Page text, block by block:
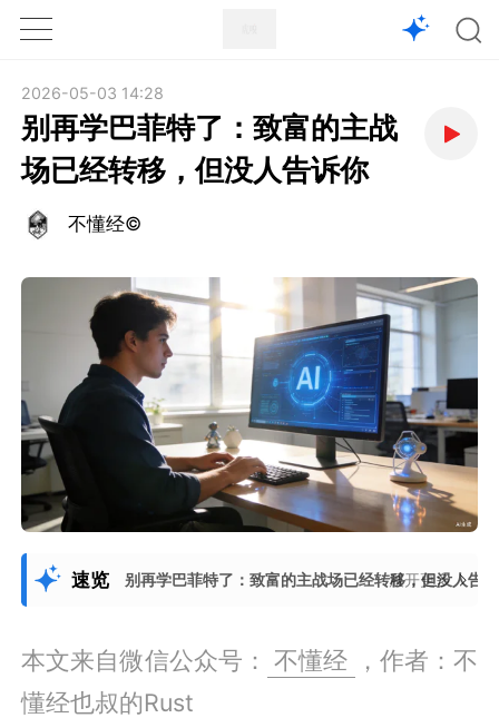
1X
2026-05-03 14:28
别再学巴菲特了：致富的主战
场已经转移，但没人告诉你
不懂经©
速览 别再学巴菲特了：致富的主战场已经转移，但没人告
展开更多
本文来自微信公众号： 不懂经
，作者：不
懂经也叔的Rust